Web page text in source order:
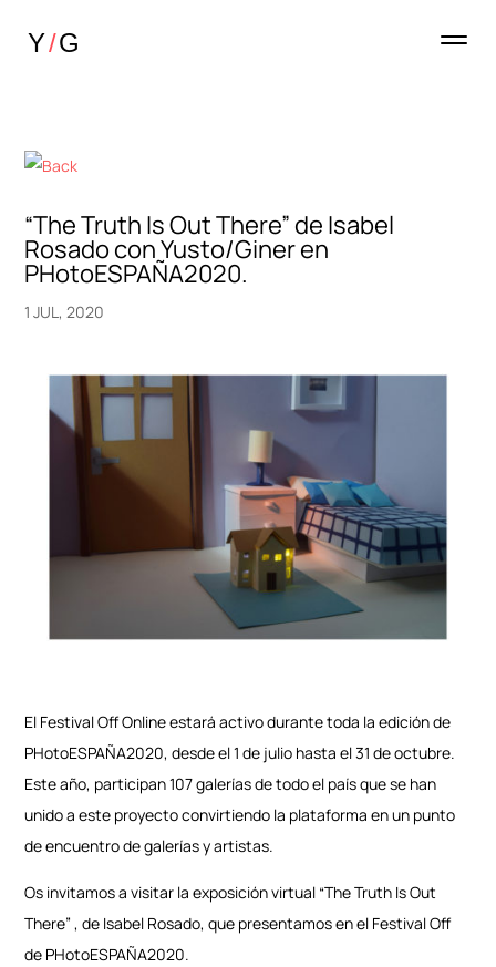
“The Truth Is Out There” de Isabel
Rosado con Yusto/Giner en
PHotoESPAÑA2020.
1 JUL, 2020
El Festival Off Online estará activo durante toda la edición de
PHotoESPAÑA2020, desde el 1 de julio hasta el 31 de octubre.
Este año, participan 107 galerías de todo el país que se han
unido a este proyecto convirtiendo la plataforma en un punto
de encuentro de galerías y artistas.
Os invitamos a visitar la exposición virtual “The Truth Is Out
There” , de Isabel Rosado, que presentamos en el Festival Off
de PHotoESPAÑA2020.